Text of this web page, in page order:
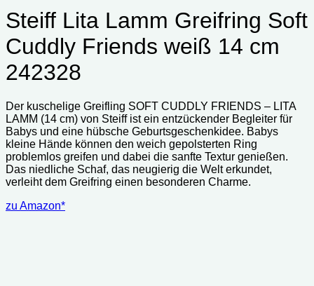
Steiff Lita Lamm Greifring Soft
Cuddly Friends weiß 14 cm
242328
Der kuschelige Greifling SOFT CUDDLY FRIENDS – LITA
LAMM (14 cm) von Steiff ist ein entzückender Begleiter für
Babys und eine hübsche Geburtsgeschenkidee. Babys
kleine Hände können den weich gepolsterten Ring
problemlos greifen und dabei die sanfte Textur genießen.
Das niedliche Schaf, das neugierig die Welt erkundet,
verleiht dem Greifring einen besonderen Charme.
zu Amazon*